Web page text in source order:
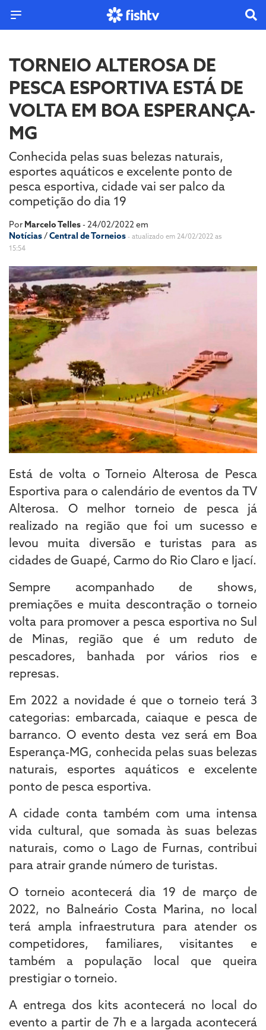
TORNEIO ALTEROSA DE
PESCA ESPORTIVA ESTÁ DE
VOLTA EM BOA ESPERANÇA-
MG
Conhecida pelas suas belezas naturais,
esportes aquáticos e excelente ponto de
pesca esportiva, cidade vai ser palco da
competição do dia 19
Por Marcelo Telles- 24/02/2022 em
Notícias/Central de Torneios - atualizado em 24/02/2022 as
15:54
Está de volta o Torneio Alterosa de Pesca
Esportiva para o calendário de eventos da TV
Alterosa. O melhor torneio de pesca já
realizado na região que foi um sucesso e
levou muita diversão e turistas para as
cidades de Guapé, Carmo do Rio Claro e Ijací.
Sempre acompanhado de shows,
premiações e muita descontração o torneio
volta para promover a pesca esportiva no Sul
de Minas, região que é um reduto de
pescadores, banhada por vários rios e
represas.
Em 2022 a novidade é que o torneio terá 3
categorias: embarcada, caiaque e pesca de
barranco. O evento desta vez será em Boa
Esperança-MG, conhecida pelas suas belezas
naturais, esportes aquáticos e excelente
ponto de pesca esportiva.
A cidade conta também com uma intensa
vida cultural, que somada às suas belezas
naturais, como o Lago de Furnas, contribui
para atrair grande número de turistas.
O torneio acontecerá dia 19 de março de
2022, no Balneário Costa Marina, no local
terá ampla infraestrutura para atender os
competidores, familiares, visitantes e
também a população local que queira
prestigiar o torneio.
A entrega dos kits acontecerá no local do
evento a partir de 7h e a largada acontecerá